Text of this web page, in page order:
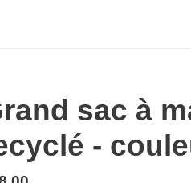
sac à
-